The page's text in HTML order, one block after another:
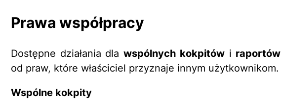
Prawa współpracy
Dostępne działania dla wspólnych kokpitów i raportów
od praw, które właściciel przyznaje innym użytkownikom.
Wspólne kokpity